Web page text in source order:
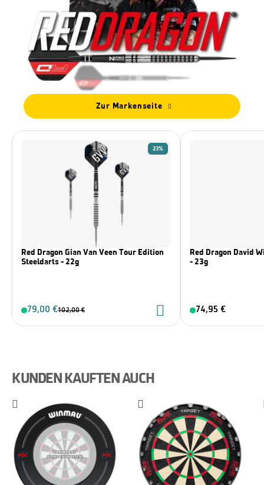
Zur Markenseite
23%
Red Dragon Gian Van Veen Tour Edition
Steeldarts - 22g
79,00 €102,00 €
Red Dragon David
- 23g
74,95 €
KUNDEN KAUFTEN AUCH